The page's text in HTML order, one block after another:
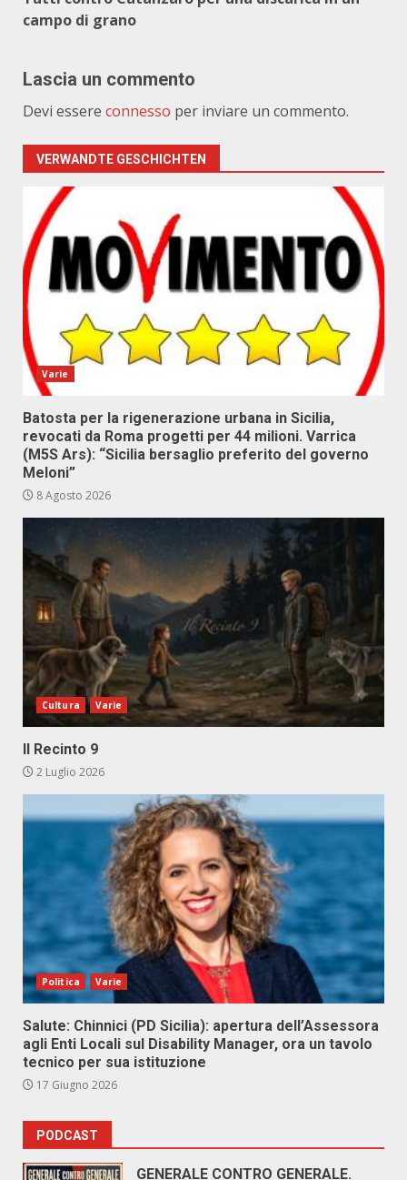
campo di grano
Lascia un commento
Devi essere connesso per inviare un commento.
VERWANDTE GESCHICHTEN
Varie
Batosta per la rigenerazione urbana in Sicilia,
revocati da Roma progetti per 44 milioni. Varrica
(M5S Ars): “Sicilia bersaglio preferito del governo
Meloni”
8 Agosto 2026
Cultura Varie
Il Recinto 9
2 Luglio 2026
Politica Varie
Salute: Chinnici (PD Sicilia): apertura dell’Assessora
agli Enti Locali sul Disability Manager, ora un tavolo
tecnico per sua istituzione
17 Giugno 2026
PODCAST
GENERALE CONTRO GENERALE.